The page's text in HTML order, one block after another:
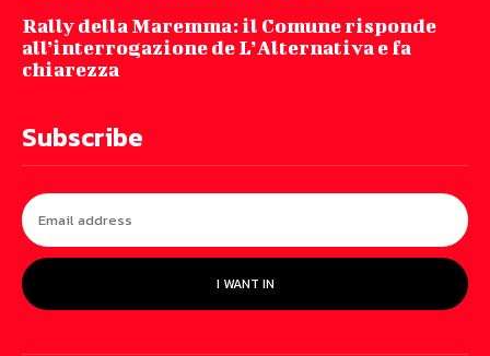
Rally della Maremma: il Comune risponde
all’interrogazione de L’Alternativa e fa
chiarezza
Subscribe
I WANT IN